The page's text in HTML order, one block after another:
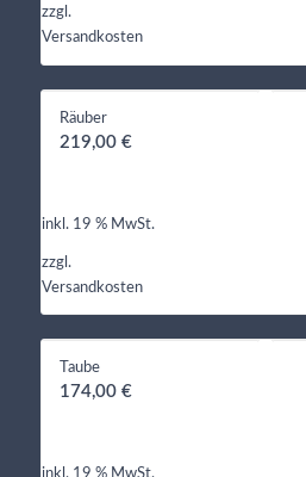
zzgl.
Versandkosten
Räuber
219,00 €
inkl. 19 % MwSt.
zzgl.
Versandkosten
Taube
174,00 €
inkl. 19 % MwSt.